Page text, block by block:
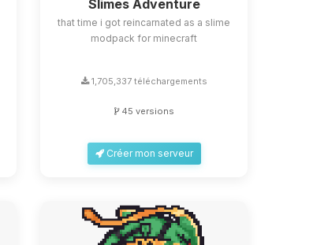
Slimes Adventure
that time i got reincarnated as a slime
modpack for minecraft
1,705,337 téléchargements
45 versions
Créer mon serveur